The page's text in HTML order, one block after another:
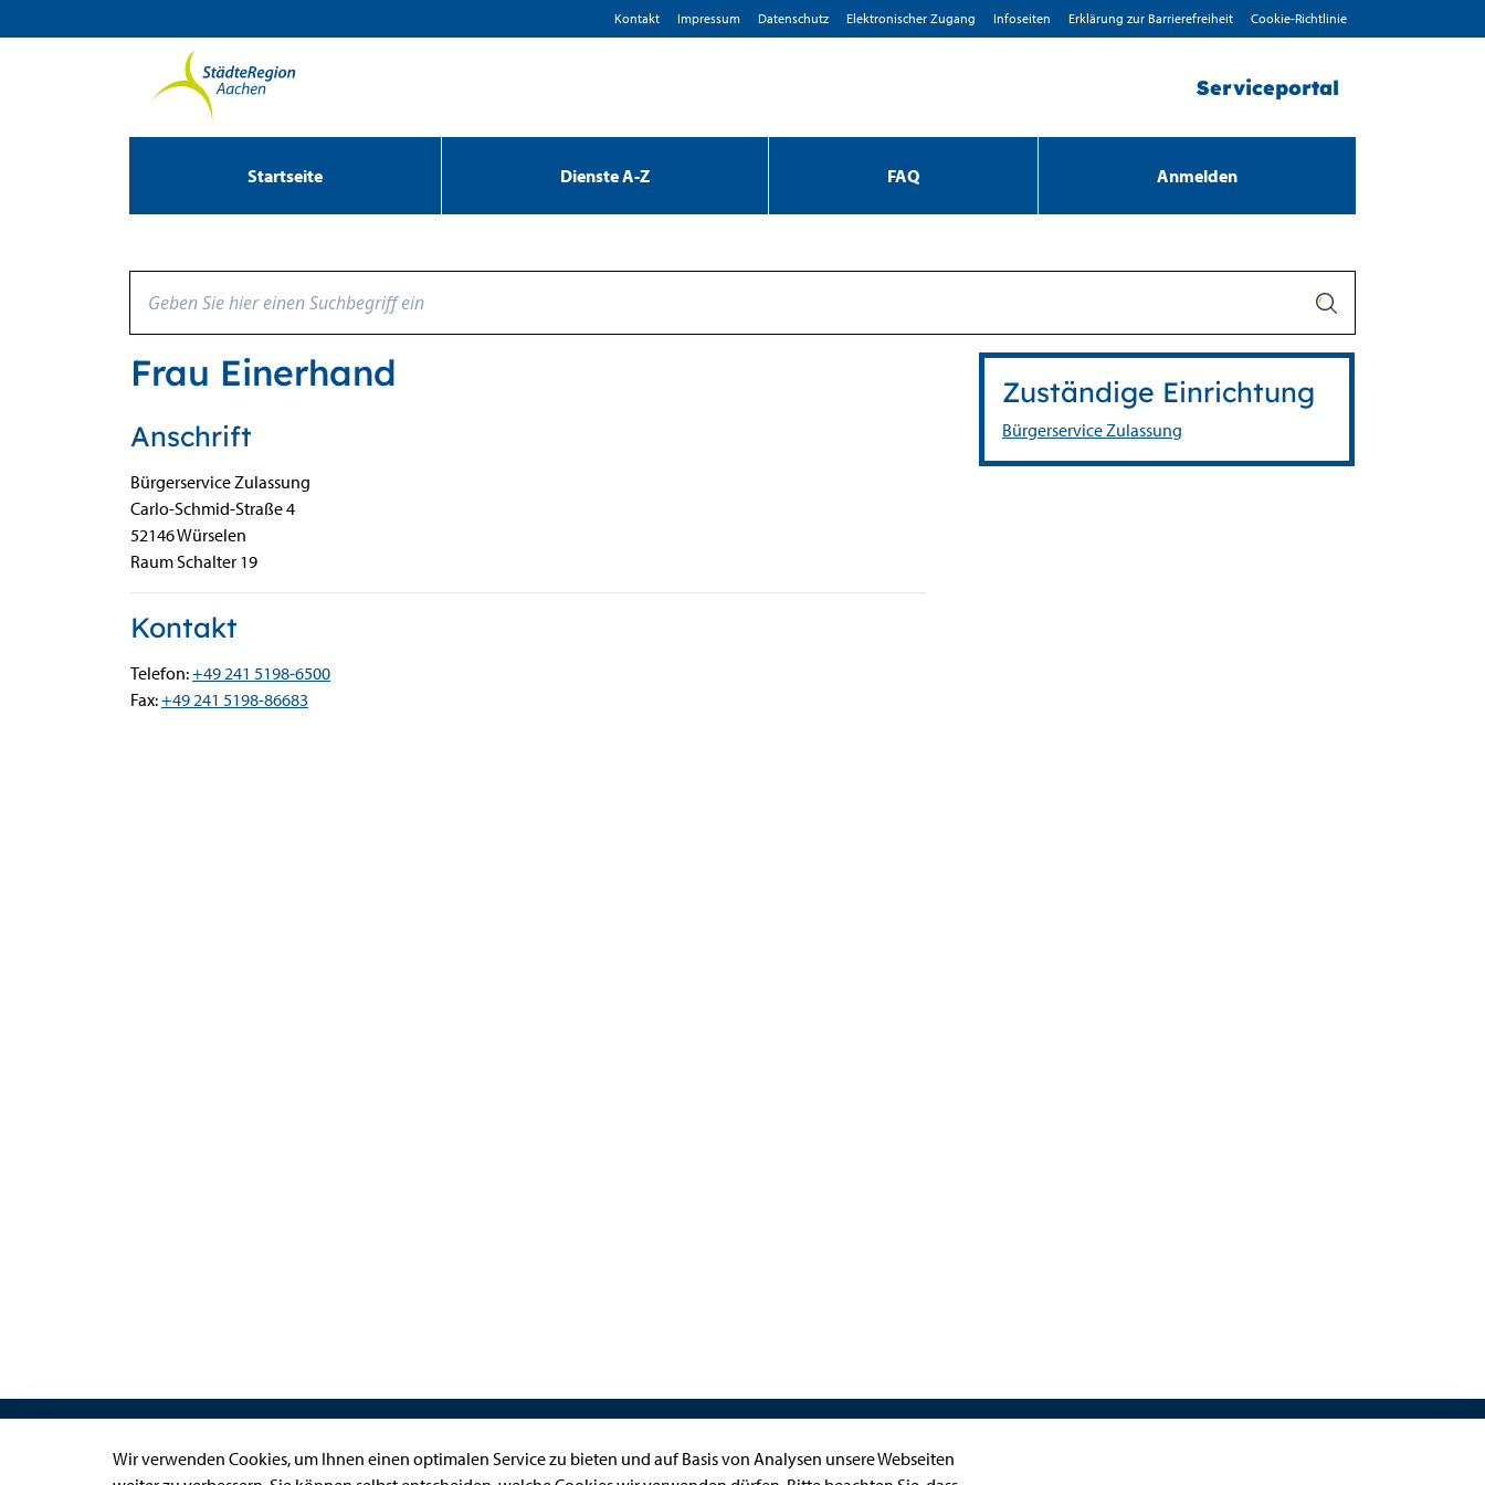
Kontakt Impressum D­atenschutz Elektronischer Zugang Infoseiten Erklärung zur Barrierefreiheit Cookie-Richtlinie
Serviceportal
Startseite Dienste A-Z FAQ Anmelden
Frau Einerhand
Anschrift
Bürgerservice Zulassung
Carlo-Schmid-Straße4
52146Würselen
Raum Schalter 19
Kontakt
Telefon:+49 241 5198-6500
Fax:+49 241 5198-86683
Zuständige Einrichtung
Bürgerservice Zulassung
Links Kontakt
Wir verwenden Cookies, um Ihnen einen optimalen Service zu bieten und auf Basis von Analysen unsere Webseiten